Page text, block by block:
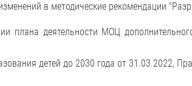
в методические рекомендации
плана деятельности МОЦ
детей до 2030 года от 31.03.2022,